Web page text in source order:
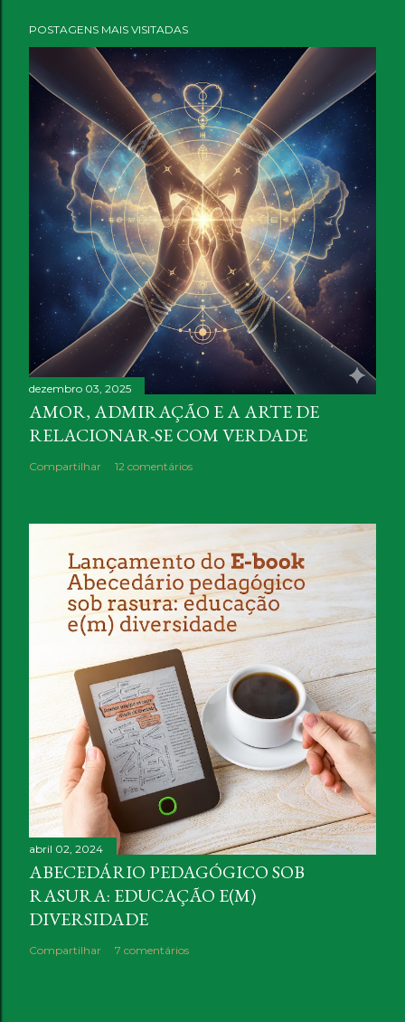
POSTAGENS MAIS VISITADAS
dezembro 03, 2025
AMOR, ADMIRAÇÃO E A ARTE DE
RELACIONAR-SE COM VERDADE
Compartilhar 12 comentários
abril 02, 2024
ABECEDÁRIO PEDAGÓGICO SOB
RASURA: EDUCAÇÃO E(M)
DIVERSIDADE
Compartilhar 7 comentários